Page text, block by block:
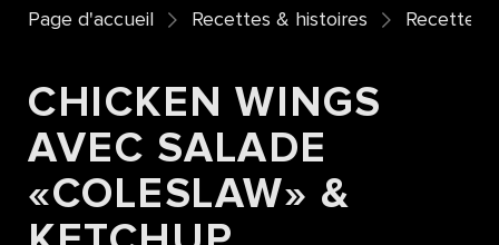
Page d'accueil Recettes & histoires Recettes
CHICKEN WINGS
AVEC SALADE
«COLESLAW» &